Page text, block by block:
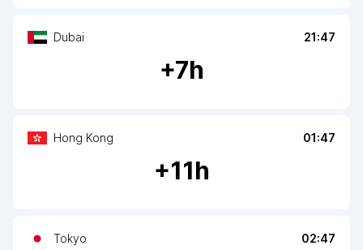
Dubai 21:47
+7h
Hong Kong 01:47
+11h
Tokyo 02:47